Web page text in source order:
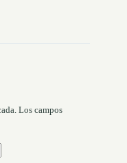
Los campos